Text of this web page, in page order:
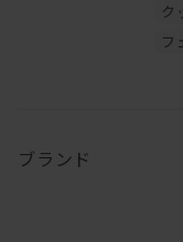
ク
フ
ブランド